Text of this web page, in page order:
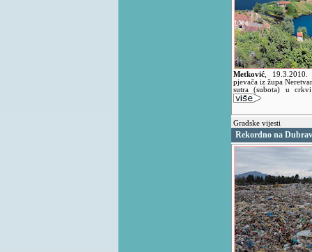
Metković
19.3.2010.
pjevača iz župa
sutra (subota) u
Gradske vijesti
Rekordno na